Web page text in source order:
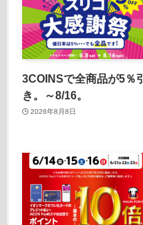
3COINSで全商品が5％引
き。～8/16。
2026年8月8日